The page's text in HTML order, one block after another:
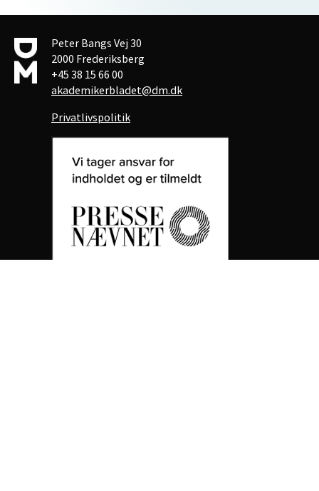
Peter Bangs Vej 30
2000 Frederiksberg
+45 38 15 66 00
akademikerbladet@dm.dk
Privatlivspolitik